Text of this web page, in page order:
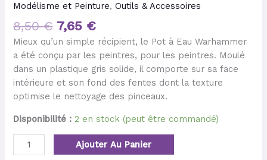
Modélisme et Peinture,Outils & Accessoires
8,50€ 7,65 €
Mieux qu’un simple récipient, le Pot à Eau Warhammer
a été conçu par les peintres, pour les peintres. Moulé
dans un plastique gris solide, il comporte sur sa face
intérieure et son fond des fentes dont la texture
optimise le nettoyage des pinceaux.
Disponibilité : 2 en stock (peut être commandé)
Ajouter Au Panier